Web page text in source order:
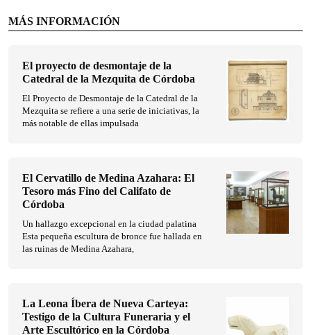
MÁS INFORMACIÓN
El proyecto de desmontaje de la
Catedral de la Mezquita de Córdoba
El Proyecto de Desmontaje de la Catedral de la
Mezquita se refiere a una serie de iniciativas, la
más notable de ellas impulsada
El Cervatillo de Medina Azahara: El
Tesoro más Fino del Califato de
Córdoba
Un hallazgo excepcional en la ciudad palatina
Esta pequeña escultura de bronce fue hallada en
las ruinas de Medina Azahara,
La Leona Íbera de Nueva Carteya:
Testigo de la Cultura Funeraria y el
Arte Escultórico en la Córdoba